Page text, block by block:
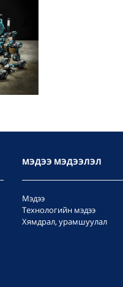
МЭДЭЭ МЭДЭЭЛЭЛ
Мэдээ
Технологийн мэдээ
Хямдрал, урамшуулал